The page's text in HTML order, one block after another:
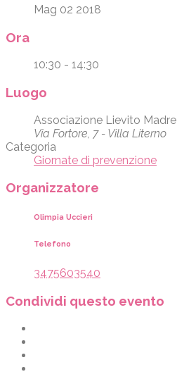
Mag 02 2018
Ora
10:30 - 14:30
Luogo
Associazione Lievito Madre
Via Fortore, 7 - Villa Literno
Categoria
Giornate di prevenzione
Organizzatore
Olimpia Uccieri
Telefono
3475603540
Condividi questo evento